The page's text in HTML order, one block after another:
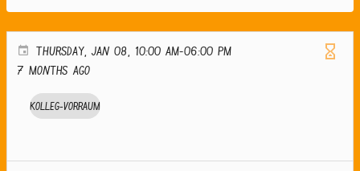
THURSDAY, JAN 08, 10:00 AM-06:00 PM
7 months ago
Kolleg-Vorraum